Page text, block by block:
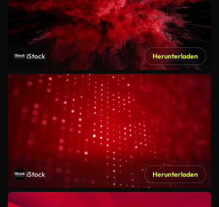
iStock Herunterladen
iStock Herunterladen